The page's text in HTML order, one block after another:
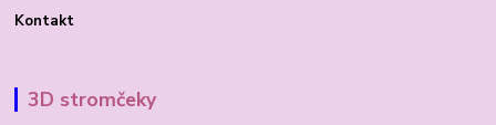
Kontakt
3D stromčeky